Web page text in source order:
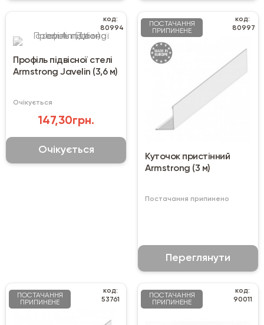
код:
80994
Профіль підвісної стелі
Armstrong Javelin (3,6 м)
Очікується
147,30грн.
Очікується
ПОСТАЧАННЯ
ПРИПИНЕНЕ
код:
80997
Куточок пристінний
Armstrong (3 м)
Постачання припинено
Переглянути
ПОСТАЧАННЯ
ПРИПИНЕНЕ
код:
53761
ПОСТАЧАННЯ
ПРИПИНЕНЕ
код:
90011